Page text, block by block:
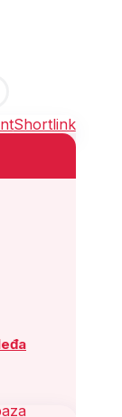
Shortlink